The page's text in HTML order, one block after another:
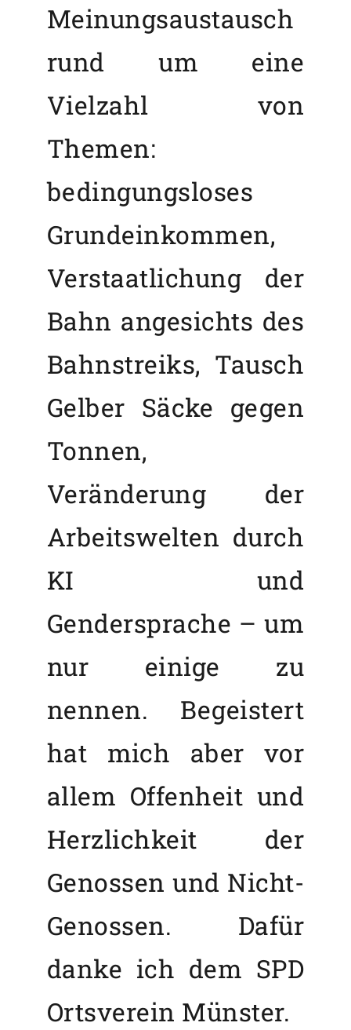
Meinungsaustausch
rund um eine
Vielzahl von
Themen:
bedingungsloses
Grundeinkommen,
Verstaatlichung der
Bahn angesichts des
Bahnstreiks, Tausch
Gelber Säcke gegen
Tonnen,
Veränderung der
Arbeitswelten durch
KI und
Gendersprache – um
nur einige zu
nennen. Begeistert
hat mich aber vor
allem Offenheit und
Herzlichkeit der
Genossen und Nicht-
Genossen. Dafür
danke ich dem SPD
Ortsverein Münster.